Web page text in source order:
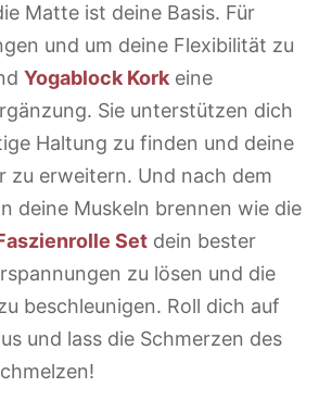
Matte ist deine Basis. Für
und um deine Flexibilität zu
Yogablock Kork eine
Sie unterstützen dich
Haltung zu finden und deine
zu erweitern. Und nach dem
deine Muskeln brennen wie die
Set dein bester
zu lösen und die
beschleunigen. Roll dich auf
und lass die Schmerzen des